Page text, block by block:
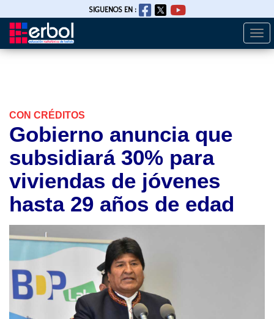
Pasar
SIGUENOS EN :
CON CRÉDITOS
Gobierno anuncia que
subsidiará 30% para
viviendas de jóvenes
hasta 29 años de edad